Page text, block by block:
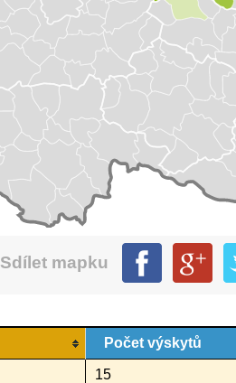
Sdílet mapku
Počet výskytů
15